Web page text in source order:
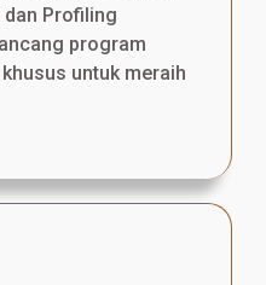
dan Profiling
program
untuk meraih